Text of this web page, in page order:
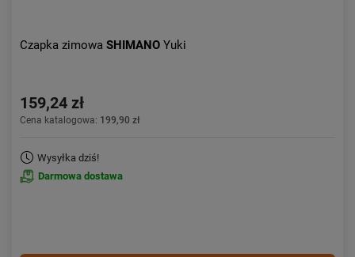
Czapka zimowa SHIMANO Yuki
159,24 zł
Cena katalogowa: 199,90 zł
Wysyłka dziś!
Darmowa dostawa